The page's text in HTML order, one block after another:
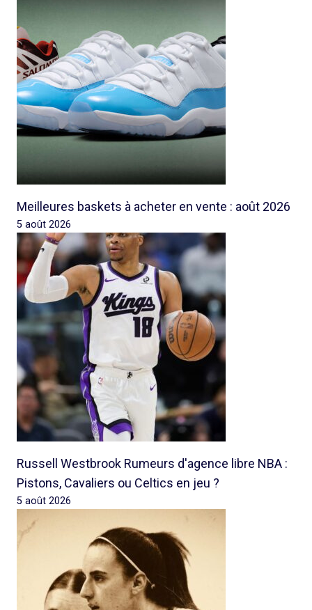
Meilleures baskets à acheter en vente : août 2026
5 août 2026
Russell Westbrook Rumeurs d'agence libre NBA :
Pistons, Cavaliers ou Celtics en jeu ?
5 août 2026